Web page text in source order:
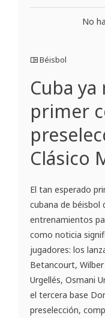
No
Béisbol
Cuba ya
primer
Clásico
El tan esperado
cubana de béisbol
entrenamientos
como noticia
jugadores: los
Betancourt,
Urgellés, Osmani
el tercera base
preselección,